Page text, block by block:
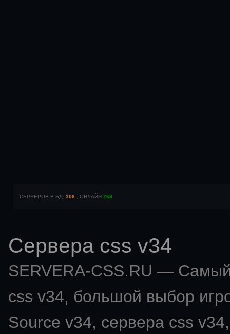
СЕРВЕРОВ В БД: 306 , ОНЛАЙН 268
Сервера css v34
SERVERA-CSS.RU —
css v34, большой выбор
Source v34, сервера css